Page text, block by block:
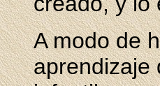
A modo de
aprendizaje